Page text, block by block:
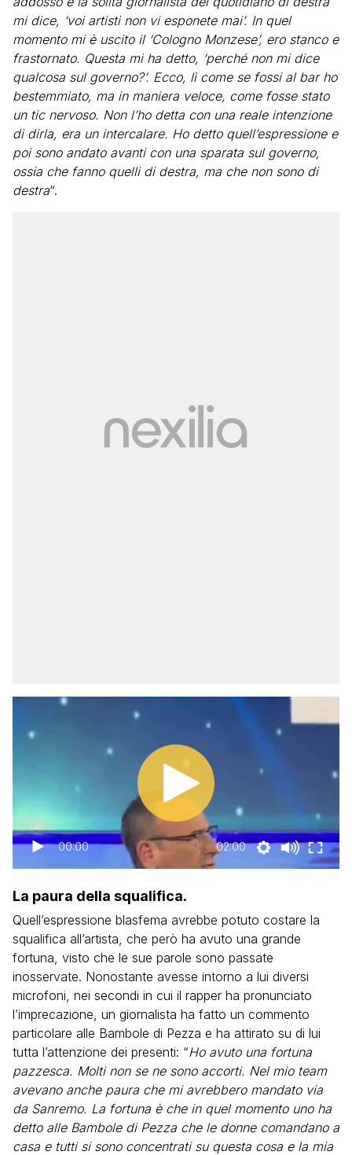
mi dice, ‘voi artisti non vi esponete mai’. In quel
momento mi è uscito il ‘Cologno Monzese’, ero stanco e
frastornato. Questa mi ha detto, ‘perché non mi dice
qualcosa sul governo?’. Ecco, lì come se fossi al bar ho
bestemmiato, ma in maniera veloce, come fosse stato
un tic nervoso. Non l’ho detta con una reale intenzione
di dirla, era un intercalare. Ho detto quell’espressione e
poi sono andato avanti con una sparata sul governo,
ossia che fanno quelli di destra, ma che non sono di
destra“.
00:00 02:00
La paura della squalifica.
Quell’espressione blasfema avrebbe potuto costare la
squalifica all’artista, che però ha avuto una grande
fortuna, visto che le sue parole sono passate
inosservate. Nonostante avesse intorno a lui diversi
microfoni, nei secondi in cui il rapper ha pronunciato
l’imprecazione, un giornalista ha fatto un commento
particolare alle Bambole di Pezza e ha attirato su di lui
tutta l’attenzione dei presenti: “Ho avuto una fortuna
pazzesca. Molti non se ne sono accorti. Nel mio team
avevano anche paura che mi avrebbero mandato via
da Sanremo. La fortuna è che in quel momento uno ha
detto alle Bambole di Pezza che le donne comandano a
casa e tutti si sono concentrati su questa cosa e la mia